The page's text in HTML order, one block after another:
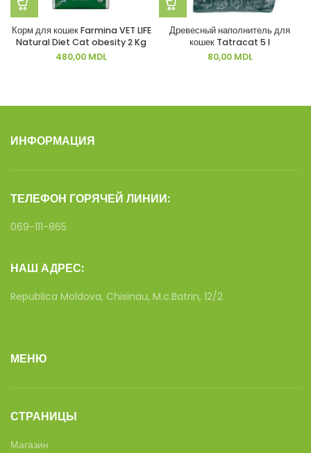
Корм для кошек Farmina VET LIFE
Natural Diet Cat obesity 2 Kg
480,00 MDL
Древесный наполнитель для
кошек Tatracat 5 l
80,00 MDL
ИНФОРМАЦИЯ
ТЕЛЕФОН ГОРЯЧЕЙ ЛИНИИ:
069-111-865
НАШ АДРЕС:
Republica Moldova, Chisinau, M.c.Batrin, 12/2
МЕНЮ
СТРАНИЦЫ
Магазин